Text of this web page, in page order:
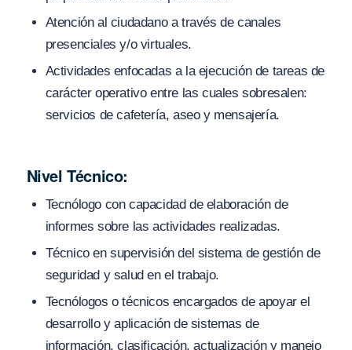
Atención al ciudadano a través de canales
presenciales y/o virtuales.
Actividades enfocadas a la ejecución de tareas de
carácter operativo entre las cuales sobresalen:
servicios de cafetería, aseo y mensajería.
Nivel Técnico:
Tecnólogo con capacidad de elaboración de
informes sobre las actividades realizadas.
Técnico en supervisión del sistema de gestión de
seguridad y salud en el trabajo.
Tecnólogos o técnicos encargados de apoyar el
desarrollo y aplicación de sistemas de
información, clasificación, actualización y manejo